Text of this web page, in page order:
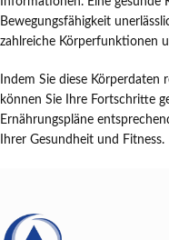
Bewegungsfähigkeit
zahlreiche Körperfunktionen
Indem Sie diese Körperdaten
können Sie Ihre Fortschritte
Ernährungspläne
Ihrer Gesundheit und Fitness.